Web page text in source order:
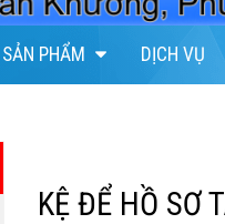
SẢN PHẨM DỊCH VỤ
KỆ ĐỂ HỒ SƠ